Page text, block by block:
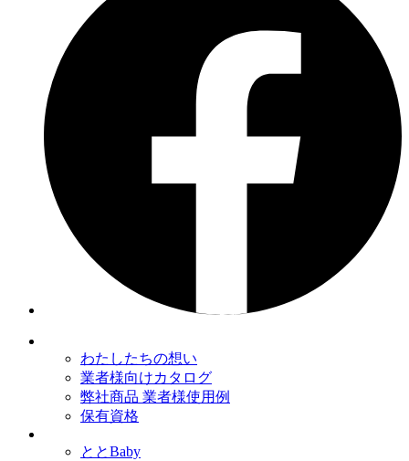
わたしたちの想い
業者様向けカタログ
弊社商品 業者様使用例
保有資格
ととBaby